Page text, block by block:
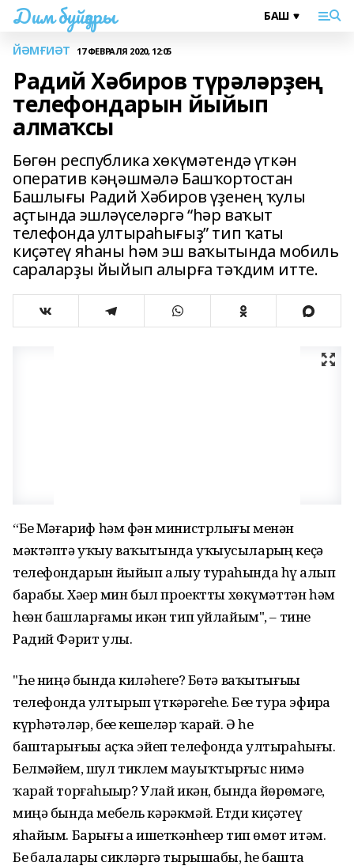
Дим буйҙары
ЙӘМҒИӘТ 17 ФЕВРАЛЯ 2020, 12:05
Радий Хәбиров түрәләрҙең
телефондарын йыйып
алмаҡсы
Бөгөн республика хөкүмәтендә үткән
оператив кәңәшмәлә Башҡортостан
Башлығы Радий Хәбиров үҙенең ҡулы
аҫтында эшләүселәргә “һәр ваҡыт
телефонда ултыраһығыҙ” тип ҡаты
киҫәтеү яһаны һәм эш ваҡытында мобиль
сараларҙы йыйып алырға тәҡдим итте.
“Беҙ Мәғариф һәм фән министрлығы менән
мәктәптә уҡыу ваҡытында уҡыусыларҙың кеҫә
телефондарын йыйып алыу тураһында һүҙ алып
барабыҙ. Хәҙер мин был проектты хөкүмәттән һәм
һеҙҙән башларғамы икән тип уйлайым", – тине
Радий Фәрит улы.
"Һеҙ ниңә бында киләһегеҙ? Бөтә ваҡытығыҙҙы
телефонда ултырып үткәрәгеһеҙ. Беҙҙе тура эфирҙа
күрһәтәләр, беҙҙе кешеләр ҡарай. Ә һеҙ
баштарығыҙҙы аҫҡа эйеп телефонда ултыраһығыҙ.
Белмәйем, шул тиклем мауыҡтырғыс нимә
ҡарай торғаһыҙҙыр? Улай икән, бында йөрөмәгеҙ,
миңә бында мебель кәрәкмәй. Етди киҫәтеү
яһайым. Барығыҙ ҙа ишеткәнһеҙҙер тип өмөт итәм.
Беҙ балаларҙы сикләргә тырышабыҙ, һеҙ башта